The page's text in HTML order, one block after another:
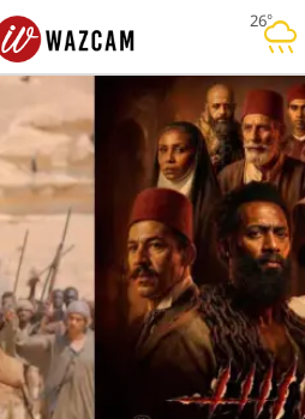
26°rainy